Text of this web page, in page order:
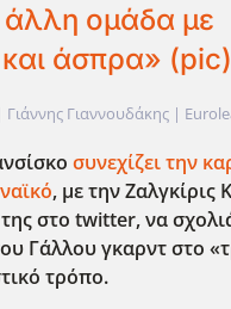
άλλη ομάδα με
άσπρα» (pic)
| Γιάννης Γιαννουδάκης |
συνεχίζει την
, με την Ζαλγκίρις
στο twitter, να
Γάλλου γκαρντ στο
τρόπο.